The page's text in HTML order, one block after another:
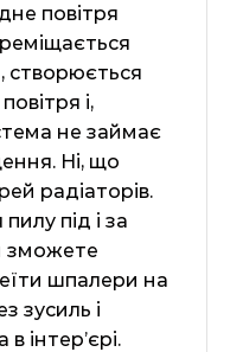
повітря
створюється
і,
не займає
Ні, що
радіаторів.
під і за
зможете
шпалери на
зусиль і
інтер’єрі.